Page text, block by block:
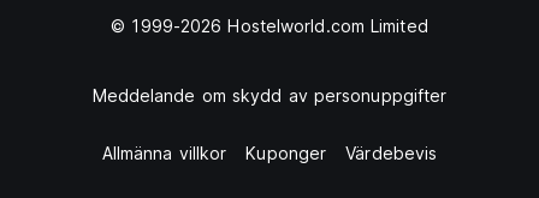
© 1999-2026 Hostelworld.com Limited
Meddelande om skydd av personuppgifter
Allmänna villkor Kuponger Värdebevis